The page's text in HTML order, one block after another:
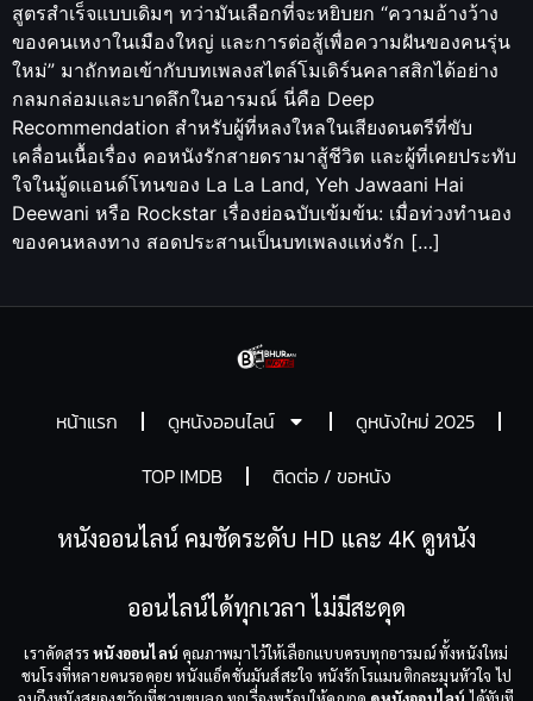
สูตรสำเร็จแบบเดิมๆ ทว่ามันเลือกที่จะหยิบยก “ความอ้างว้าง
ของคนเหงาในเมืองใหญ่ และการต่อสู้เพื่อความฝันของคนรุ่น
ใหม่” มาถักทอเข้ากับบทเพลงสไตล์โมเดิร์นคลาสสิกได้อย่าง
กลมกล่อมและบาดลึกในอารมณ์ นี่คือ Deep
Recommendation สำหรับผู้ที่หลงใหลในเสียงดนตรีที่ขับ
เคลื่อนเนื้อเรื่อง คอหนังรักสายดรามาสู้ชีวิต และผู้ที่เคยประทับ
ใจในมู้ดแอนด์โทนของ La La Land, Yeh Jawaani Hai
Deewani หรือ Rockstar เรื่องย่อฉบับเข้มข้น: เมื่อท่วงทำนอง
ของคนหลงทาง สอดประสานเป็นบทเพลงแห่งรัก […]
หน้าแรก ดูหนังออนไลน์
ดูหนังใหม่ 2025
TOP IMDB
ติดต่อ / ขอหนัง
หนังออนไลน์ คมชัดระดับ HD และ 4K ดูหนัง
ออนไลน์ได้ทุกเวลา ไม่มีสะดุด
เราคัดสรรหนังออนไลน์ คุณภาพมาไว้ให้เลือกแบบครบทุกอารมณ์ ทั้งหนังใหม่
ชนโรงที่หลายคนรอคอย หนังแอ็คชั่นมันส์สะใจ หนังรักโรแมนติกละมุนหัวใจ ไป